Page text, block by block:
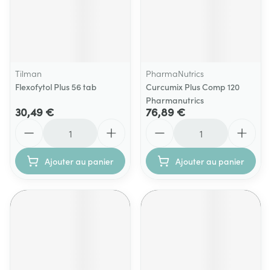
Tilman
Flexofytol Plus 56 tab
30,49 €
Ajouter au panier
PharmaNutrics
Curcumix Plus Comp 120
Pharmanutrics
76,89 €
Ajouter au panier